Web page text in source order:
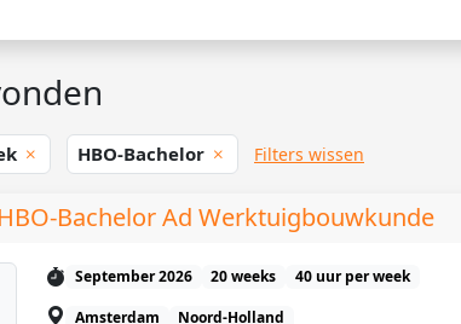
HBO-Bachelor Filters wissen
Bachelor Ad Werktuigbouwkunde
September 2026 20 weeks
40 uur per week
Amsterdam
Noord-Holland